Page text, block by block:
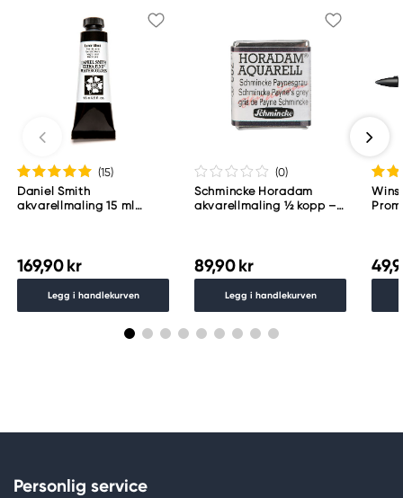
(15)
Daniel Smith
akvarellmaling 15 ml
169,90 kr
Legg i handlekurven
(0)
Schmincke Horadam
akvarellmaling ½ kopp –
89,90 kr
Legg i handlekurven
Personlig service